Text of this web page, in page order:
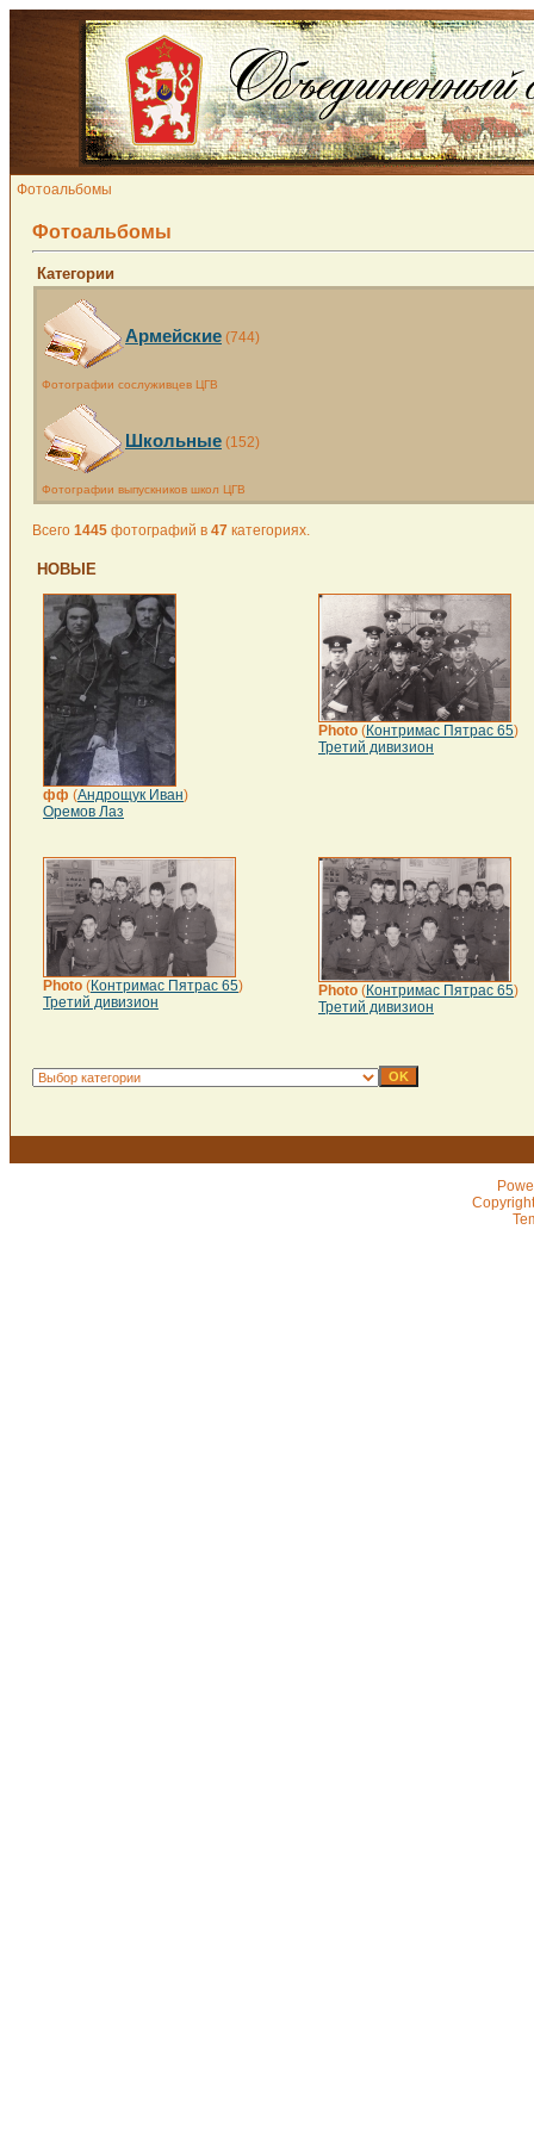
Фотоальбомы
Фотоальбомы
Категории
Армейские (744)
Фотографии сослуживцев ЦГВ
Школьные (152)
Фотографии выпускников школ ЦГВ
Всего 1445 фотографий в 47 категориях.
НОВЫЕ
фф (Андрощук Иван)
Оремов Лаз
Photo (Контримас Пятрас 65)
Третий дивизион
Photo (Контримас Пятрас 65)
Третий дивизион
Photo (Контримас Пятрас 65)
Третий дивизион